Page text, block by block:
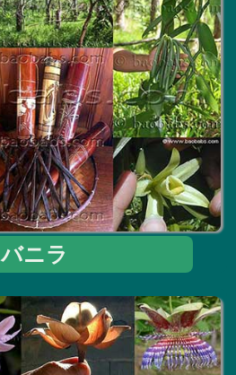
バニラ